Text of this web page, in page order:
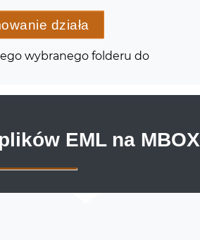
działa
wybranego folderu do
EML na MBOX